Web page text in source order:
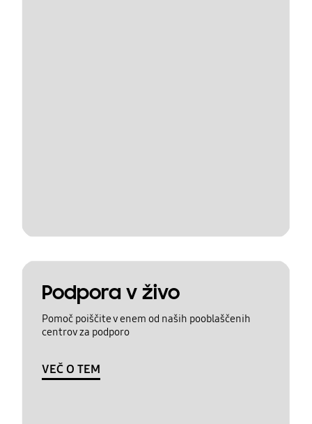
Podpora v živo
Pomoč poiščite v enem od naših pooblaščenih
centrov za podporo
VEČ O TEM